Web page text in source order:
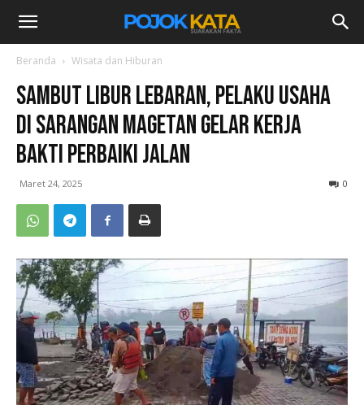
Beranda Wisata dan Hiburan
Sambut Libur Lebaran, Pelaku Usaha
di Sarangan Magetan Gelar Kerja
Bakti Perbaiki Jalan
Maret 24, 2025 0